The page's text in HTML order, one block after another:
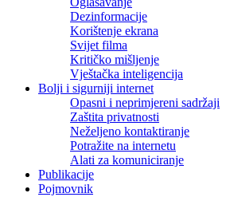
Dezinformacije
Korištenje ekrana
Svijet filma
Kritičko mišljenje
Vještačka inteligencija
Bolji i sigurniji internet
Opasni i neprimjereni sadržaji
Zaštita privatnosti
Neželjeno kontaktiranje
Potražite na internetu
Alati za komuniciranje
Publikacije
Pojmovnik